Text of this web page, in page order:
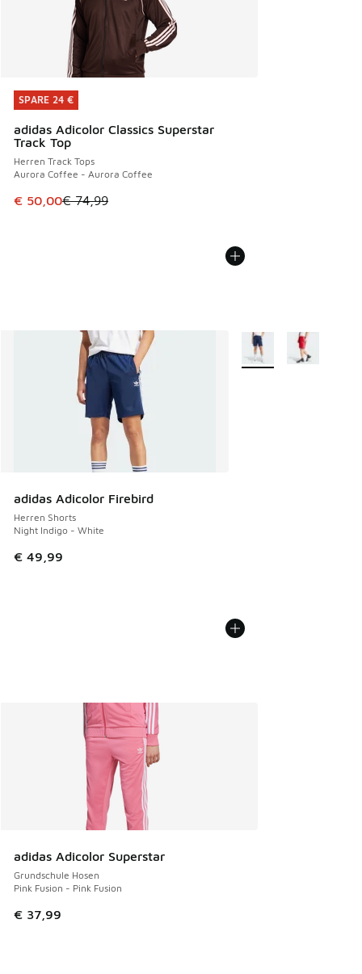
SPARE 24 €
adidas Adicolor Classics Superstar
Track Top
Herren Track Tops
Aurora Coffee - Aurora Coffee
Dieser Artikel ist im Sale. Der Preis ist von € 74,99 auf €
€ 50,00€ 74,99
SPARE 24 €
adidas Adicolor Firebird
Herren Shorts
Night Indigo - White
€ 49,99
Weitere Farben
adidas Adicolor Superstar
Grundschule Hosen
Pink Fusion - Pink Fusion
€ 37,99